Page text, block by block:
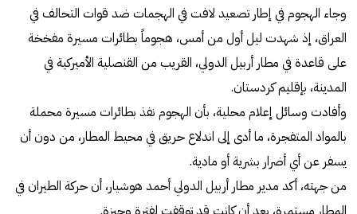
وجاء الهجوم في إطار تصعيد لافت في الهجمات ضد قوات التحالف في
العراق، إذ شهدت ليل أول من أمس، هجوماً بطائرات مسيرة مفخخة
على قاعدة في مطار أربيل الدولي، القريب من القنصلية الأميركية في
المدينة، بإقليم كردستان.
وأفادت وسائل إعلام محلية، بأن الهجوم نفذ بطائرات مسيرة محملة
بالمواد المتفجرة، ما أدى إلى اندلاع حريق في محيط المطار، من دون أن
يسفر عن أي أضرار بشرية أو مادية.
من جهته، أكد مدير مطار أربيل الدولي أحمد هوشيار، أن حركة الطيران في